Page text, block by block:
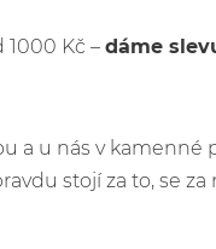
Kč – dáme
a u nás v kamenné
stojí za to, se